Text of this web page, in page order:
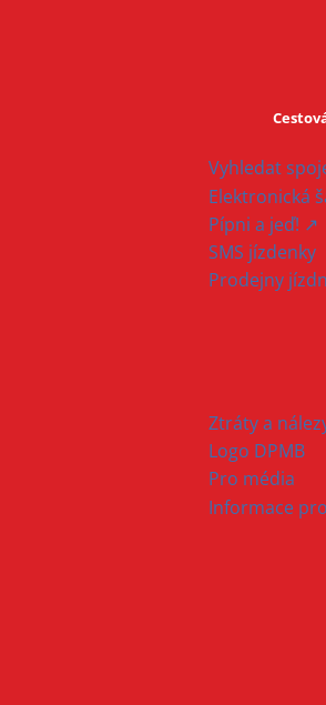
Vyhledat
Elektronická
Pípni a jeď! ↗
SMS jízdenky
Prodejny
Ztráty a
Logo DPMB
Pro média
Informace